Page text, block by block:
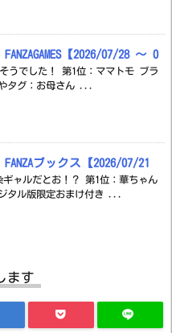
【2026/07/28 ～ 0
うでした！ 第1位：ママトモ ブラ
タグ：お母さん ...
FANZAブックス【2026/07/21
ギャルだとお！？ 第1位：華ちゃん
タル版限定おまけ付き ...
ます